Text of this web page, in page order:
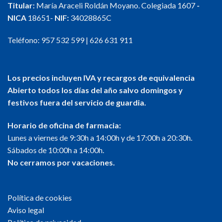
se
pueden
en
producto
se
producto
Titular: María Araceli Roldán Moyano. Colegiada 1607 -
NICA 18651- NIF: 34028865C
Teléfono: 957 532 599| 626 631 911
Los precios incluyen IVA y recargos de equivalencia
Abierto todos los días del año salvo domingos y
festivos fuera del servicio de guardia.
Horario de oficina de farmacia:
Lunes a viernes de 9:30h a 14:00h y de 17:00h a 20:30h.
Sábados de 10:00h a 14:00h.
No cerramos por vacaciones.
Política de cookies
Aviso legal